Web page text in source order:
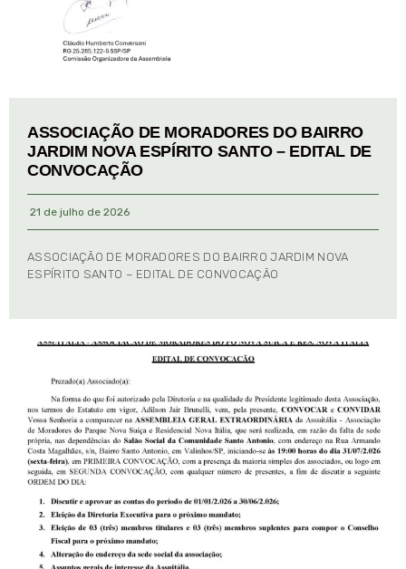
ASSOCIAÇÃO DE MORADORES DO BAIRRO
JARDIM NOVA ESPÍRITO SANTO – EDITAL DE
CONVOCAÇÃO
21 de julho de 2026
ASSOCIAÇÃO DE MORADORES DO BAIRRO JARDIM NOVA
ESPÍRITO SANTO – EDITAL DE CONVOCAÇÃO